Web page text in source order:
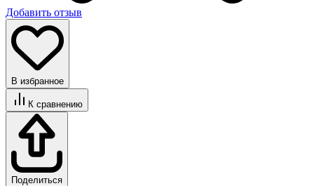
Добавить отзыв
В избранное
К сравнению
Поделиться